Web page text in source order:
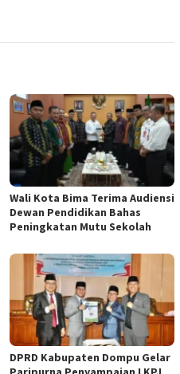
Wali Kota Bima Terima Audiensi
Dewan Pendidikan Bahas
Peningkatan Mutu Sekolah
DPRD Kabupaten Dompu Gelar